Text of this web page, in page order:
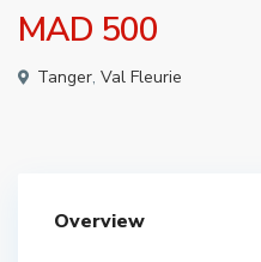
MAD 500
Tanger, Val Fleurie
Overview